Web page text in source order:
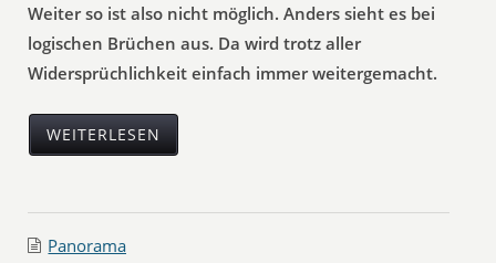
Weiter so ist also nicht möglich. Anders sieht es bei
logischen Brüchen aus. Da wird trotz aller
Widersprüchlichkeit einfach immer weitergemacht.
WEITERLESEN
Panorama